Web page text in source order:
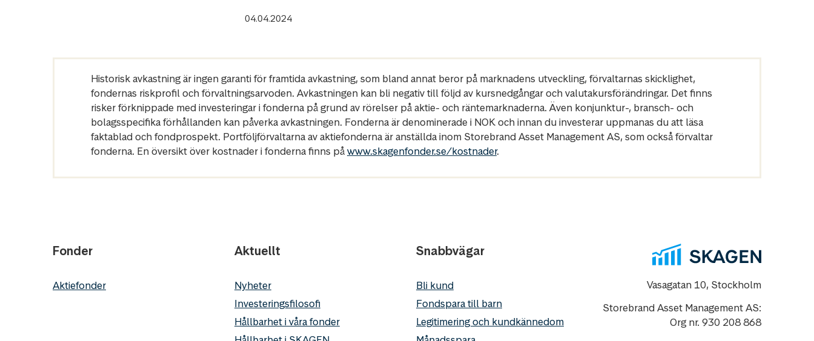
04.04.2024
Historisk avkastning är ingen garanti för framtida avkastning, som bland annat beror på marknadens utveckling, förvaltarnas skicklighet,
fondernas riskprofil och förvaltningsarvoden. Avkastningen kan bli negativ till följd av kursnedgångar och valutakursförändringar. Det finns
risker förknippade med investeringar i fonderna på grund av rörelser på aktie- och räntemarknaderna. Även konjunktur-, bransch- och
bolagsspecifika förhållanden kan påverka avkastningen. Fonderna är denominerade i NOK och innan du investerar uppmanas du att läsa
faktablad och fondprospekt. Portföljförvaltarna av aktiefonderna är anställda inom Storebrand Asset Management AS, som också förvaltar
fonderna. En översikt över kostnader i fonderna finns påwww.skagenfonder.se/kostnader.
Fonder
Aktiefonder
Aktuellt
Nyheter
Investeringsfilosofi
Hållbarhet i våra fonder
Snabbvägar
Bli kund
Fondspara till barn
Legitimering och kundkännedom
Vasagatan 10, Stockholm
Storebrand Asset Management AS:
Org nr. 930 208 868